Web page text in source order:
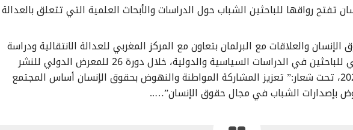
تفتح رواقها للباحثين الشباب حول الدراسات والأبحاث العلمية التي تتعلق بالعدالة
والعلاقات مع البرلمان بتعاون مع المركز المغربي للعدالة الانتقالية ودراسة
التقارير الدولية والمنتدى المغربي للباحثين في الدراسات السياسية والدولية، خلال دورة 26 للمعرض الدولي للنشر
والكتاب ما بين 06 و 16 فبراير 2020، تحت شعار:” تعزيز المشاركة المواطنة والنهوض بحقوق الإنسان أساس المجتمع
بإصدارات الشباب في مجال حقوق الإنسان”…..